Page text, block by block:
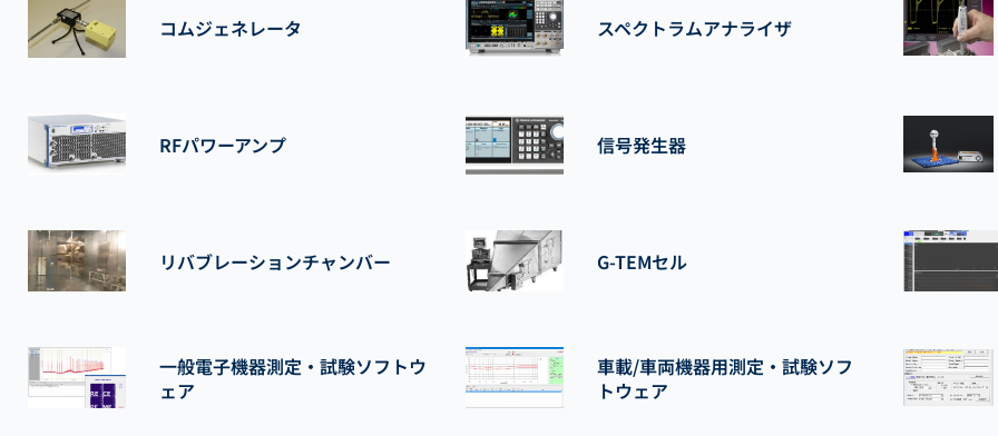
コムジェネレータ スペクトラムアナライザ
RFパワーアンプ 信号発生器
リバブレーションチャンバー G-TEMセル
一般電子機器測定・試験ソフトウ
ェア
車載/車両機器用測定・試験ソフ
トウェア